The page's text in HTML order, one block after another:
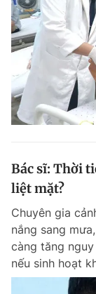
Bác sĩ: Thời
liệt mặt?
Chuyên gia
nắng sang
càng tăng
nếu sinh hoạt